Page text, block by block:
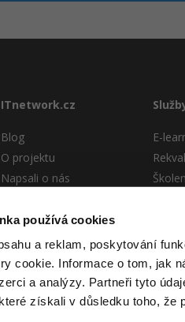
používá cookies
a reklam, poskytování
cookie. Informace o tom, jak
a analýzy. Partneři tyto
získali v důsledku toho, že
ITnetwork.cz
Blog
O projektu
Napsali o nás
Vývoj systému
Provozní podmínky
RSS
Kontakt
E-